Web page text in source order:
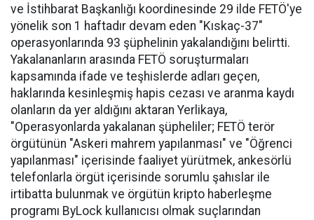
ve İstihbarat Başkanlığı koordinesinde 29 ilde FETÖ'ye
yönelik son 1 haftadır devam eden "Kıskaç-37"
operasyonlarında 93 şüphelinin yakalandığını belirtti.
Yakalananların arasında FETÖ soruşturmaları
kapsamında ifade ve teşhislerde adları geçen,
haklarında kesinleşmiş hapis cezası ve aranma kaydı
olanların da yer aldığını aktaran Yerlikaya,
"Operasyonlarda yakalanan şüpheliler; FETÖ terör
örgütünün "Askeri mahrem yapılanması" ve "Öğrenci
yapılanması" içerisinde faaliyet yürütmek, ankesörlü
telefonlarla örgüt içerisinde sorumlu şahıslar ile
irtibatta bulunmak ve örgütün kripto haberleşme
programı ByLock kullanıcısı olmak suçlarından